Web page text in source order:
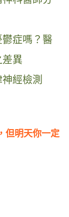
症嗎？醫
異
經檢測
但明天你一定